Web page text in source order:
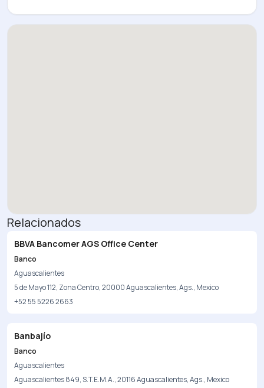
Relacionados
BBVA Bancomer AGS Office Center
Banco
Aguascalientes
5 de Mayo 112, Zona Centro, 20000 Aguascalientes, Ags., Mexico
+52 55 5226 2663
Banbajío
Banco
Aguascalientes
Aguascalientes 849, S.T.E.M.A., 20116 Aguascalientes, Ags., Mexico